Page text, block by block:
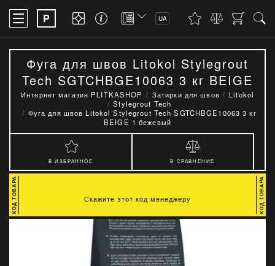
P UA
Фуга для швов Litokol Stylegrout
Tech SGTCHBGE10063 3 кг BEIGE
1 бежевый
Интернет магазин PLITKASHOP Затирки для швов
Litokol
Stylegrout Tech
Фуга для швов Litokol Stylegrout Tech SGTCHBGE10063 3 кг
BEIGE 1 бежевый
В ИЗБРАННОЕ В СРАВНЕНИЕ
Скажите этот код менеджеру